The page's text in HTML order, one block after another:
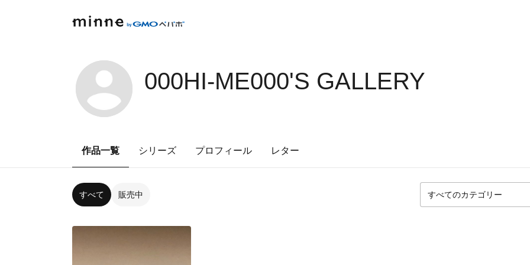
000HI-ME000'S GALLERY
作品一覧 シリーズ プロフィール レター
すべて 販売中